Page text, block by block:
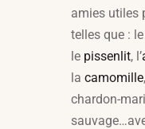
amies utiles
telles que : le
le pissenlit, l’
la camomille
chardon-